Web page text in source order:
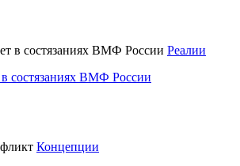
Реалии
состязаниях ВМФ России
Концепции